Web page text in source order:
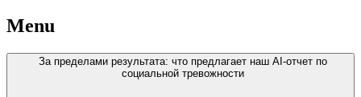
Menu
За пределами результата: что предлагает наш AI-отчет по
социальной тревожности